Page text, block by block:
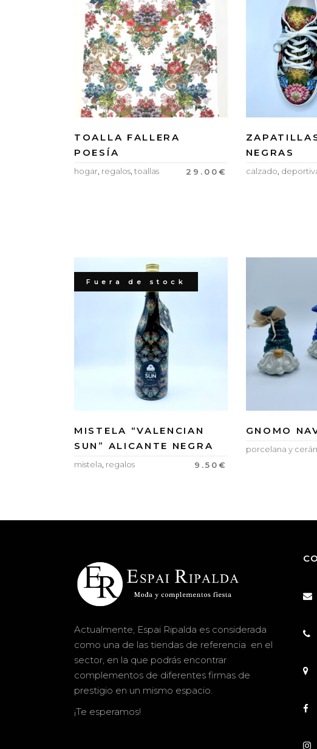
TOALLA FALLERA
POESÍA
29.00€
hogar regalos toallas
NEGRAS
calzado
Fuera de stock
MISTELA “VALENCIAN
SUN” ALICANTE NEGRA
9.50€
mistela, regalos
GNOMO
porcelana y
Actualmente, Espai Ripalda es considerada
como una de las tiendas de referencia en el
sector, en la que podrás encontrar
complementos de diferentes firmas de
prestigio en un mismo espacio.
¡Te esperamos!